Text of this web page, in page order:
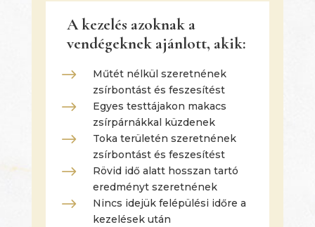
A kezelés azoknak a
vendégeknek ajánlott, akik:
$
Műtét nélkül szeretnének
zsírbontást és feszesítést
$
Egyes testtájakon makacs
zsírpárnákkal küzdenek
$
Toka területén szeretnének
zsírbontást és feszesítést
$
Rövid idő alatt hosszan tartó
eredményt szeretnének
$
Nincs idejük felépülési időre a
kezelések után